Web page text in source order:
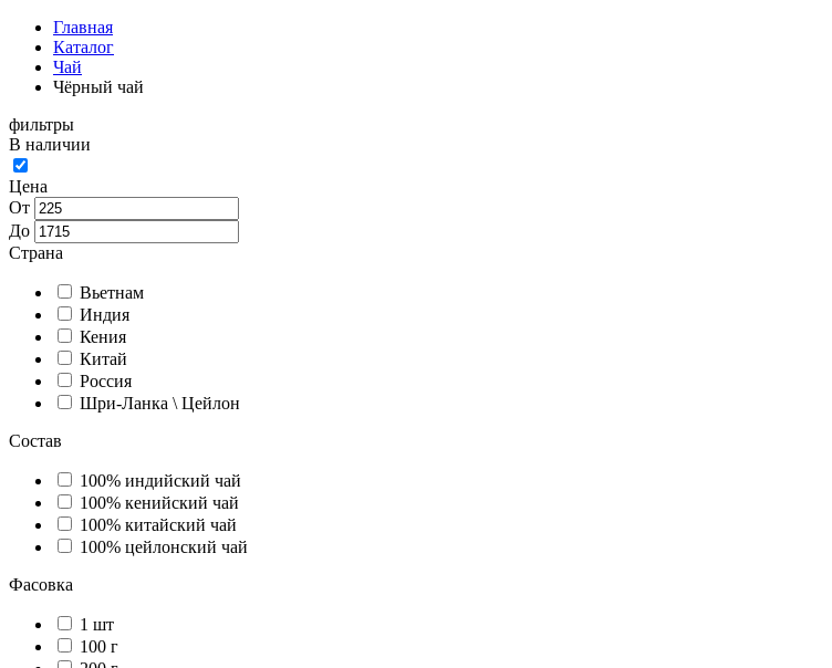
Главная
Каталог
Чай
Чёрный чай
фильтры
В наличии
Цена
От
До
Страна
Вьетнам
Индия
Кения
Китай
Россия
Шри-Ланка \ Цейлон
Состав
100% индийский чай
100% кенийский чай
100% китайский чай
100% цейлонский чай
Фасовка
1 шт
100 г